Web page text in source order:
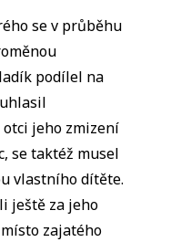
se v průběhu
podílel na
jeho zmizení
se taktéž musel
vlastního dítěte.
ještě za jeho
zajatého